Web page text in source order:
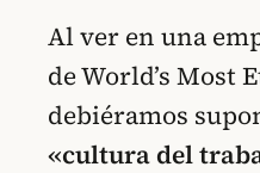
Al ver en una
de World’s Most
debiéramos
«cultura del